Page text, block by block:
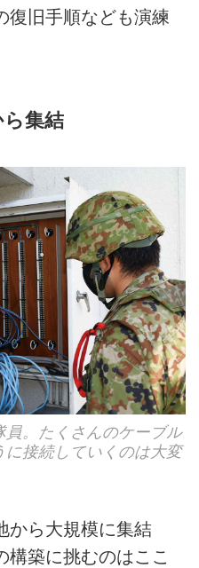
復旧手順なども演練
集結
員。たくさんのケーブル
に接続していくのは大変
ら大規模に集結
構築に挑むのはここ